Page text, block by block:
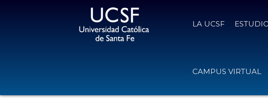
LA UCSF
CAMPUS VIRTUAL